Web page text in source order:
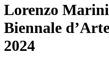
Lorenzo
Biennale
2024